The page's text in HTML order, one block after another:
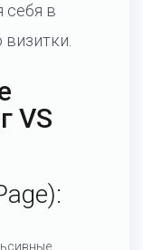
себя в
визитки.
VS